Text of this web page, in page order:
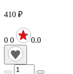
410 ₽
0 0 0.0